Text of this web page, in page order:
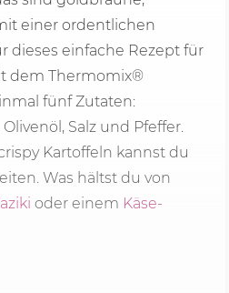
einer ordentlichen
dieses einfache Rezept für
dem Thermomix®
fünf Zutaten:
Salz und Pfeffer.
Kartoffeln kannst du
Was hältst du von
oder einem Käse-